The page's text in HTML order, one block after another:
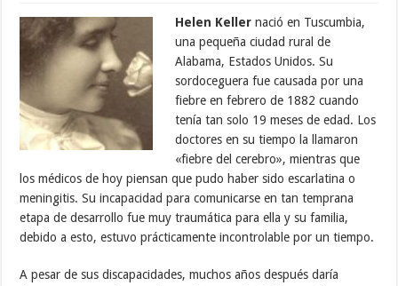
Helen Keller nació en Tuscumbia,
una pequeña ciudad rural de
Alabama, Estados Unidos. Su
sordoceguera fue causada por una
fiebre en febrero de 1882 cuando
tenía tan solo 19 meses de edad. Los
doctores en su tiempo la llamaron
«fiebre del cerebro», mientras que
los médicos de hoy piensan que pudo haber sido escarlatina o
meningitis. Su incapacidad para comunicarse en tan temprana
etapa de desarrollo fue muy traumática para ella y su familia,
debido a esto, estuvo prácticamente incontrolable por un tiempo.
A pesar de sus discapacidades, muchos años después daría